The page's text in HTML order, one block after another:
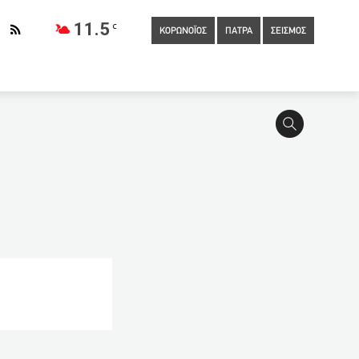
11.5 C
ΚΟΡΩΝΟΪΟΣ ΠΑΤΡΑ ΣΕΙΣΜΟΣ
Ε9: Ποιοι πρέπει να κάνουν διορθώσεις μέχρι
να τα προμηθευτούν ξανά οι εργαζόμενοι στο Δημόσιο